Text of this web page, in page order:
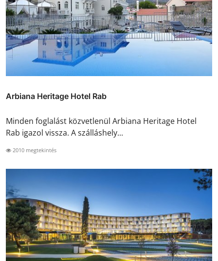
Arbiana Heritage Hotel Rab
Minden foglalást közvetlenül Arbiana Heritage Hotel
Rab igazol vissza. A szálláshely...
2010 megtekintés